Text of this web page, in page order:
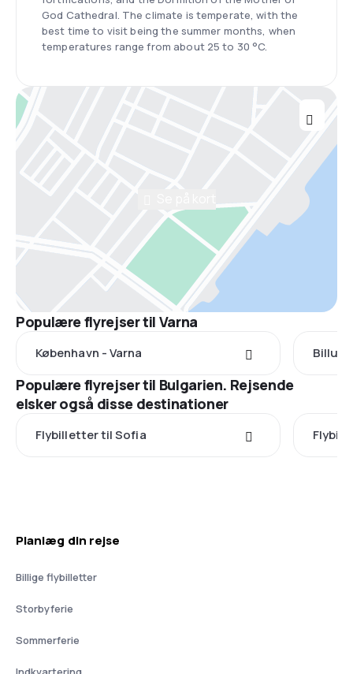
God Cathedral. The climate is temperate, with the
best time to visit being the summer months, when
temperatures range from about 25 to 30 °C.
Populære flyrejser til Varna
København - Varna
Populære flyrejser til Bulgarien. Rejsende
elsker også disse destinationer
Flybilletter til Sofia
Planlæg din rejse
Billige flybilletter
Storbyferie
Sommerferie